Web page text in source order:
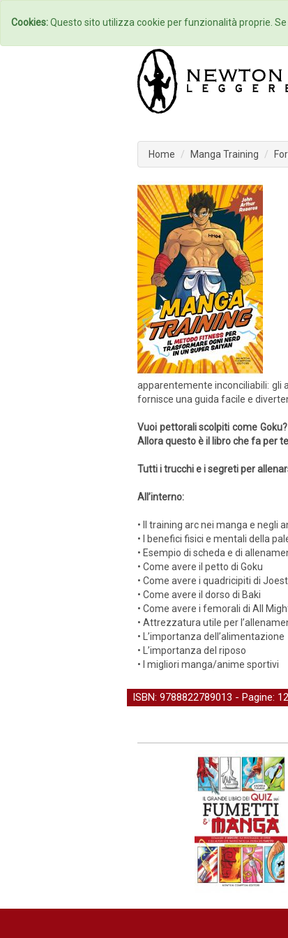
Home
Home Manga Training
apparentemente inconciliabili: gli
fornisce una guida facile e
Vuoi pettorali scolpiti come
Allora questo è il libro che fa per
Tutti i trucchi e i segreti per
All’interno:
• Il training arc nei manga e negli
• I benefici fisici e mentali della
• Esempio di scheda e di
• Come avere il petto di Goku
• Come avere i quadricipiti di
• Come avere il dorso di Baki
• Come avere i femorali di All
• Attrezzatura utile per
• L’importanza dell’alimentazione
• L’importanza del riposo
• I migliori manga/anime sportivi
ISBN: 9788822789013 - Pagine:
Cookies:Questo sito utilizza cookie per funzionalità proprie.